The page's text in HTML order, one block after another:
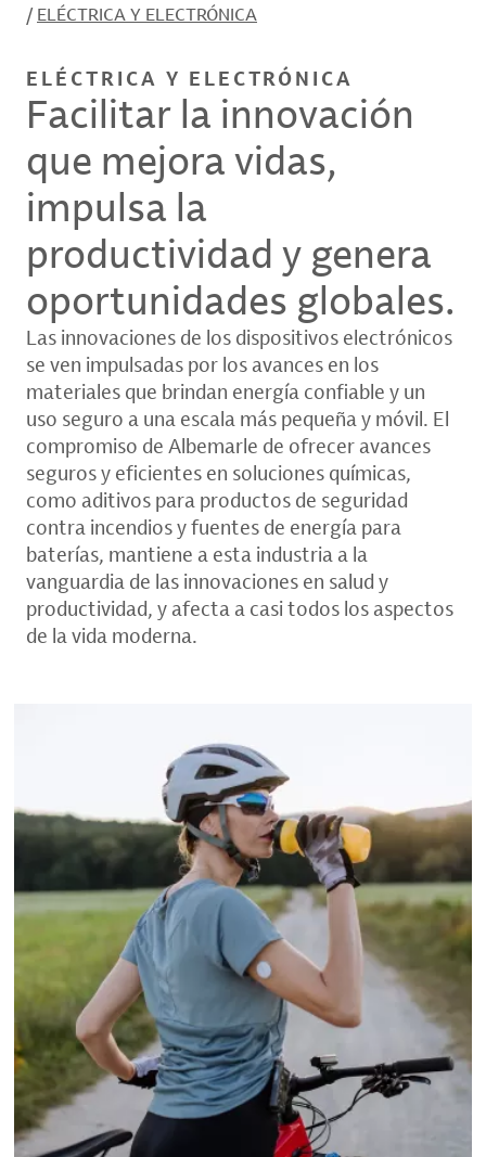
/ ELÉCTRICA Y ELECTRÓNICA
ELÉCTRICA Y ELECTRÓNICA
Facilitar la innovación
que mejora vidas,
impulsa la
productividad y genera
oportunidades globales.
Las innovaciones de los dispositivos electrónicos
se ven impulsadas por los avances en los
materiales que brindan energía confiable y un
uso seguro a una escala más pequeña y móvil. El
compromiso de Albemarle de ofrecer avances
seguros y eficientes en soluciones químicas,
como aditivos para productos de seguridad
contra incendios y fuentes de energía para
baterías, mantiene a esta industria a la
vanguardia de las innovaciones en salud y
productividad, y afecta a casi todos los aspectos
de la vida moderna.